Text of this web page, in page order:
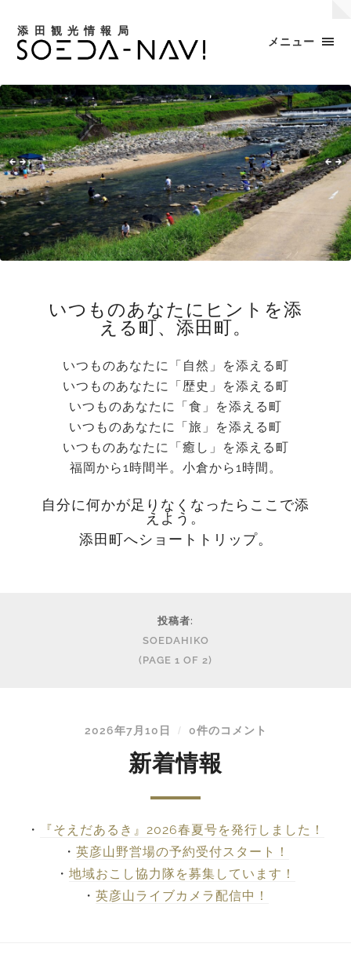
添田観光情報局
メニュー
いつものあなたにヒントを添
える町、添田町。
いつものあなたに「自然」を添える町
いつものあなたに「歴史」を添える町
いつものあなたに「食」を添える町
いつものあなたに「旅」を添える町
いつものあなたに「癒し」を添える町
福岡から1時間半。小倉から1時間。
自分に何かが足りなくなったらここで添
えよう。
添田町へショートトリップ。
投稿者:
SOEDAHIKO
(PAGE 1 OF 2)
2026年7月10日 / 0件のコメント
新着情報
・
『そえだあるき』2026春夏号を発行しました！
・ 英彦山野営場の予約受付スタート！
・ 地域おこし協力隊を募集しています！
・ 英彦山ライブカメラ配信中！